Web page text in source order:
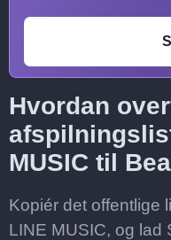
Hvordan
MUSIC til
Kopiér det offentlige
LINE MUSIC, og lad